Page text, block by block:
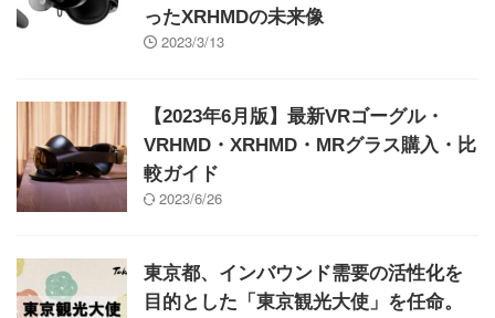
ったXRHMDの未来像
2023/3/13
【2023年6月版】最新VRゴーグル・
VRHMD・XRHMD・MRグラス購入・比
較ガイド
2023/6/26
東京都、インバウンド需要の活性化を
目的とした「東京観光大使」を任命。